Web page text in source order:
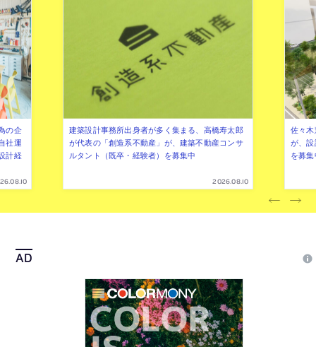
の企
社運
計経
建築設計事務所出身者が多く集まる、高橋寿太郎
が代表の「創造系不動産」が、建築不動産コンサ
ルタント（既卒・経験者）を募集中
2026.08.10
佐々
が、
を募